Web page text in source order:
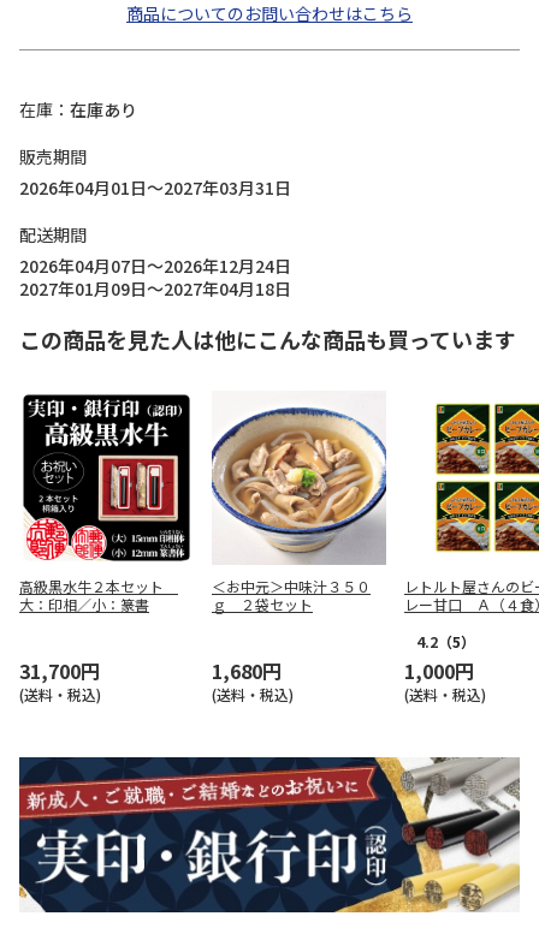
商品についてのお問い合わせはこちら
在庫
在庫あり
販売期間
2026年04月01日～2027年03月31日
配送期間
2026年04月07日～2026年12月24日
2027年01月09日～2027年04月18日
この商品を見た人は他にこんな商品も買っています
高級黒水牛２本セット
大：印相／小：篆書
31,700円
(送料・税込)
＜お中元＞中味汁３５０
ｇ ２袋セット
1,680円
(送料・税込)
レトルト屋さんの
レー甘口 Ａ（４食
4.2 （5）
1,000円
(送料・税込)